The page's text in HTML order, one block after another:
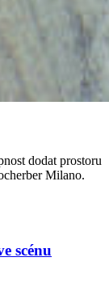
dodat prostoru
Milano.
scénu